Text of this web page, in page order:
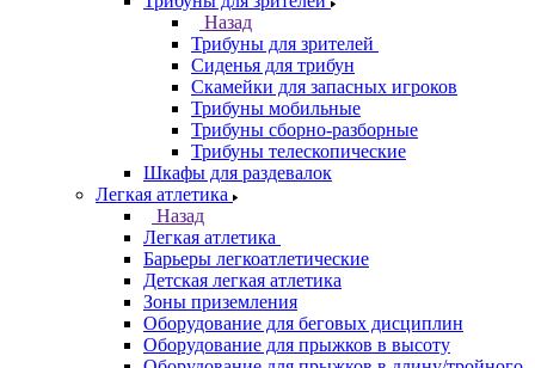
Назад
Трибуны для зрителей
Сиденья для трибун
Скамейки для запасных игроков
Трибуны мобильные
Трибуны сборно-разборные
Трибуны телескопические
Шкафы для раздевалок
Легкая атлетика
Назад
Легкая атлетика
Барьеры легкоатлетические
Детская легкая атлетика
Зоны приземления
Оборудование для беговых дисциплин
Оборудование для прыжков в высоту